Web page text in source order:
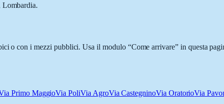
Lombardia.
o con i mezzi pubblici. Usa il modulo “Come arrivare” in questa
Primo MaggioVia PoliVia AgroVia CastegninoVia OratorioVia